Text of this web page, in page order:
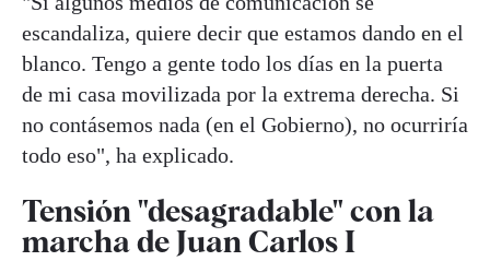
escandaliza, quiere decir que estamos dando en el
blanco. Tengo a gente todo los días en la puerta
de mi casa movilizada por la extrema derecha. Si
no contásemos nada (en el Gobierno), no ocurriría
todo eso", ha explicado.
Tensión "desagradable" con la
marcha de Juan Carlos I